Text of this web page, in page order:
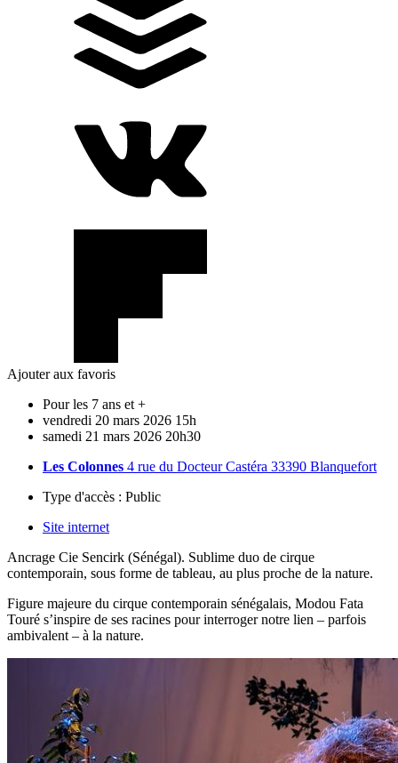
Ajouter aux favoris
Pour les 7 ans et +
vendredi 20 mars 2026 15h
samedi 21 mars 2026 20h30
Les Colonnes 4 rue du Docteur Castéra 33390 Blanquefort
Type d'accès : Public
Site internet
Ancrage Cie Sencirk (Sénégal). Sublime duo de cirque
contemporain, sous forme de tableau, au plus proche de la nature.
Figure majeure du cirque contemporain sénégalais, Modou Fata
Touré s’inspire de ses racines pour interroger notre lien – parfois
ambivalent – à la nature.